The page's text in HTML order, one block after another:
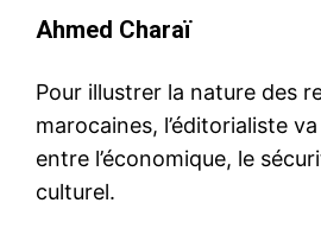
Ahmed Charaï
Pour illustrer la nature des
marocaines, l’éditorialiste
entre l’économique, le
culturel.